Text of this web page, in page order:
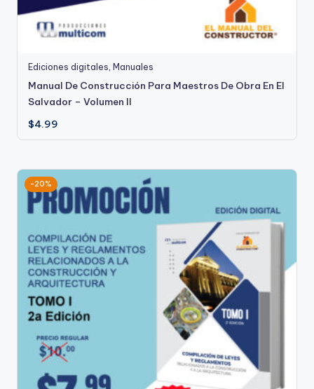
Ediciones digitales, Manuales
Manual De Construcción Para Maestros De Obra En El
Salvador – Volumen II
$4.99
-20%